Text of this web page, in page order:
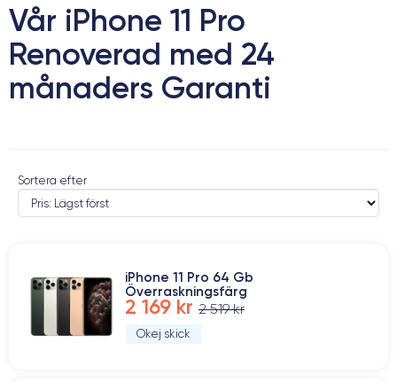
Vår iPhone 11 Pro
Renoverad med 24
månaders Garanti
Sortera efter
iPhone 11 Pro 64 Gb
Överraskningsfärg
2 169 kr 2 519 kr
Okej skick